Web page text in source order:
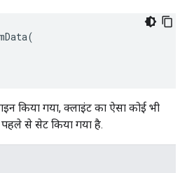
किया गया, क्लाइंट का ऐसा कोई भी
पहले से सेट किया गया है.